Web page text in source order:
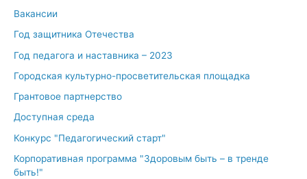
Вакансии
Год защитника Отечества
Год педагога и наставника – 2023
Городская культурно-просветительская площадка
Грантовое партнерство
Доступная среда
Конкурс "Педагогический старт"
Корпоративная программа "Здоровым быть – в тренде
быть!"